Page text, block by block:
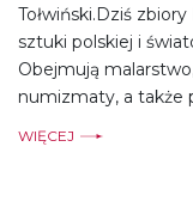
Tołwiński.Dziś
sztuki polskiej i
Obejmują
numizmaty, a także
WIĘCEJ